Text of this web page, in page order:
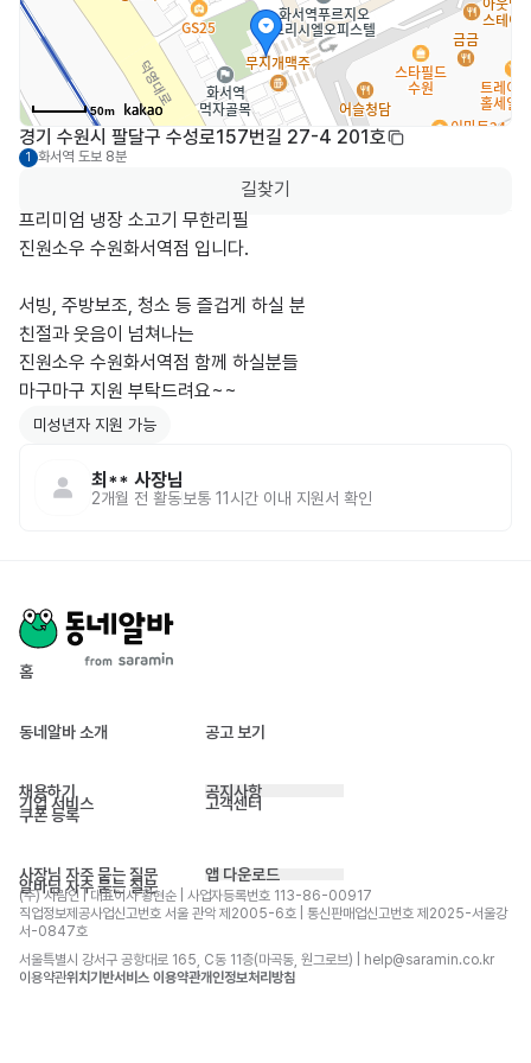
50m
경기 수원시 팔달구 수성로157번길 27-4 201호
1 화서역 도보 8분
길찾기
프리미엄 냉장 소고기 무한리필
진원소우 수원화서역점 입니다.
서빙, 주방보조, 청소 등 즐겁게 하실 분
친절과 웃음이 넘쳐나는
진원소우 수원화서역점 함께 하실분들
마구마구 지원 부탁드려요~~
미성년자 지원 가능
최** 사장님
2개월 전 활동보통 11시간 이내 지원서 확인
홈
동네알바 소개 공고 보기
채용하기
기업 서비스
쿠폰 등록
공지사항
고객센터
사장님 자주 묻는 질문
알바님 자주 묻는 질문
앱 다운로드
(주) 사람인 | 대표이사 황현순 | 사업자등록번호 113-86-00917
직업정보제공사업신고번호 서울 관악 제2005-6호 | 통신판매업신고번호 제2025-서울강
서-0847호
서울특별시 강서구 공항대로 165, C동 11층(마곡동, 원그로브) | help@saramin.co.kr
이용약관위치기반서비스 이용약관개인정보처리방침